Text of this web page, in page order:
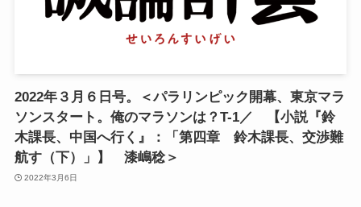
2022年３月６日号。＜パラリンピック開幕、東京マラ
ソンスタート。俺のマラソンは？T-1／ 【小説『鈴
木課長、中国へ行く』：「第四章 鈴木課長、交渉難
航す（下）」】 漆嶋稔＞
2022年3月6日